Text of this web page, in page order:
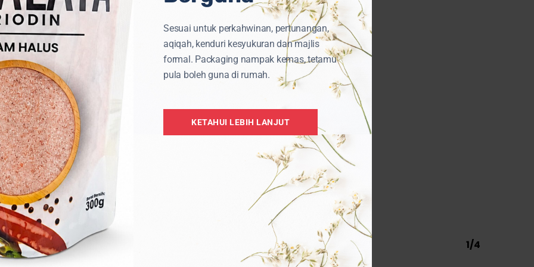
limfa, yang
melindungi
Halus:
mampu
menjadikan
halus atau
1/4
Sesuai untuk perkahwinan, pertunangan,
aqiqah, kenduri kesyukuran dan majlis
formal. Packaging nampak kemas, tetamu
pula boleh guna di rumah.
KETAHUI LEBIH LANJUT